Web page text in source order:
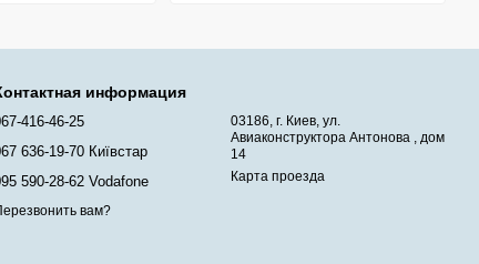
информация
416-46-25
636-19-70 Київстар
590-28-62 Vodafone
вам?
03186, г. Киев, ул.
Авиаконструктора Антонова , дом
14
Карта проезда